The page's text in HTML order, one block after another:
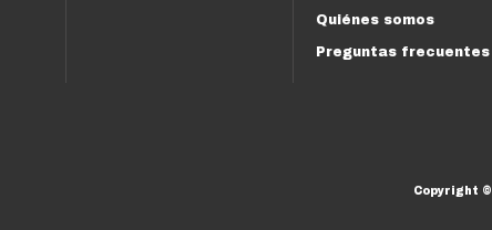
Quiénes somos
Preguntas frecuentes
Copyright ©